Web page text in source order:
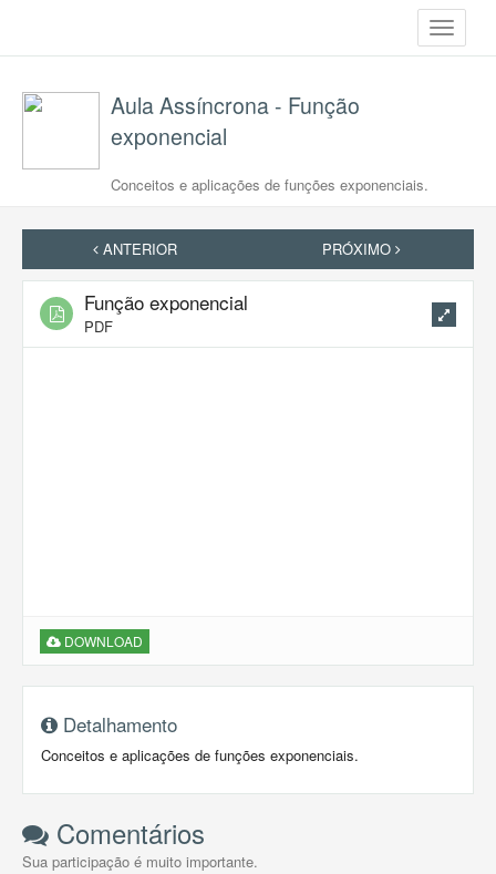
Toggle
Aula Assíncrona - Função
exponencial
Conceitos e aplicações de funções exponenciais.
ANTERIOR PRÓXIMO
Função exponencial
PDF
DOWNLOAD
Detalhamento
Conceitos e aplicações de funções exponenciais.
Comentários
Sua participação é muito importante.